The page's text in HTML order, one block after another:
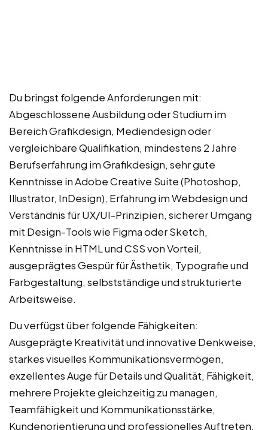
Du bringst folgende Anforderungen mit:
Abgeschlossene Ausbildung oder Studium im
Bereich Grafikdesign, Mediendesign oder
vergleichbare Qualifikation, mindestens 2 Jahre
Berufserfahrung im Grafikdesign, sehr gute
Kenntnisse in Adobe Creative Suite (Photoshop,
Illustrator, InDesign), Erfahrung im Webdesign und
Verständnis für UX/UI-Prinzipien, sicherer Umgang
mit Design-Tools wie Figma oder Sketch,
Kenntnisse in HTML und CSS von Vorteil,
ausgeprägtes Gespür für Ästhetik, Typografie und
Farbgestaltung, selbstständige und strukturierte
Arbeitsweise.
Du verfügst über folgende Fähigkeiten:
Ausgeprägte Kreativität und innovative Denkweise,
starkes visuelles Kommunikationsvermögen,
exzellentes Auge für Details und Qualität, Fähigkeit,
mehrere Projekte gleichzeitig zu managen,
Teamfähigkeit und Kommunikationsstärke,
Kundenorientierung und professionelles Auftreten,